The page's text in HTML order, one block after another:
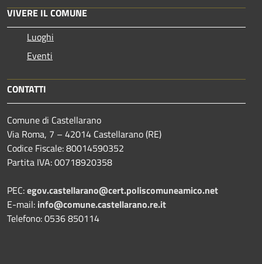
VIVERE IL COMUNE
Luoghi
Eventi
CONTATTI
Comune di Castellarano
Via Roma, 7 – 42014 Castellarano (RE)
Codice Fiscale: 80014590352
Partita IVA: 00718920358
PEC:egov.castellarano@cert.poliscomuneamico.net
E-mail: info@comune.castellarano.re.it
Telefono: 0536 850114